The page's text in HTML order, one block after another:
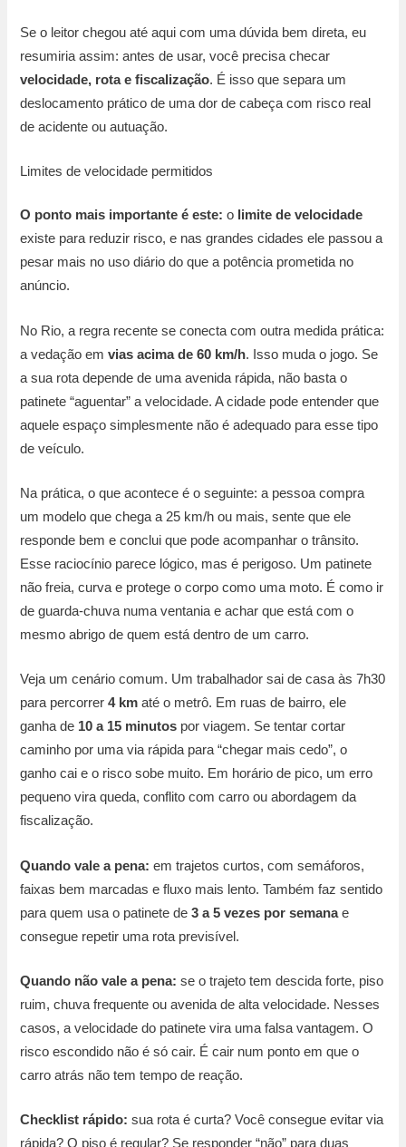
Se o leitor chegou até aqui com uma dúvida bem direta, eu
resumiria assim: antes de usar, você precisa checar
velocidade, rota e fiscalização. É isso que separa um
deslocamento prático de uma dor de cabeça com risco real
de acidente ou autuação.
Limites de velocidade permitidos
O ponto mais importante é este: o limite de velocidade
existe para reduzir risco, e nas grandes cidades ele passou a
pesar mais no uso diário do que a potência prometida no
anúncio.
No Rio, a regra recente se conecta com outra medida prática:
a vedação emvias acima de 60 km/h. Isso muda o jogo. Se
a sua rota depende de uma avenida rápida, não basta o
patinete “aguentar” a velocidade. A cidade pode entender que
aquele espaço simplesmente não é adequado para esse tipo
de veículo.
Na prática, o que acontece é o seguinte: a pessoa compra
um modelo que chega a 25 km/h ou mais, sente que ele
responde bem e conclui que pode acompanhar o trânsito.
Esse raciocínio parece lógico, mas é perigoso. Um patinete
não freia, curva e protege o corpo como uma moto. É como ir
de guarda-chuva numa ventania e achar que está com o
mesmo abrigo de quem está dentro de um carro.
Veja um cenário comum. Um trabalhador sai de casa às 7h30
para percorrer4 km até o metrô. Em ruas de bairro, ele
ganha de 10 a 15 minutos por viagem. Se tentar cortar
caminho por uma via rápida para “chegar mais cedo”, o
ganho cai e o risco sobe muito. Em horário de pico, um erro
pequeno vira queda, conflito com carro ou abordagem da
fiscalização.
Quando vale a pena: em trajetos curtos, com semáforos,
faixas bem marcadas e fluxo mais lento. Também faz sentido
para quem usa o patinete de3 a 5 vezes por semanae
consegue repetir uma rota previsível.
Quando não vale a pena: se o trajeto tem descida forte, piso
ruim, chuva frequente ou avenida de alta velocidade. Nesses
casos, a velocidade do patinete vira uma falsa vantagem. O
risco escondido não é só cair. É cair num ponto em que o
carro atrás não tem tempo de reação.
Checklist rápido: sua rota é curta? Você consegue evitar via
rápida? O piso é regular? Se responder “não” para duas